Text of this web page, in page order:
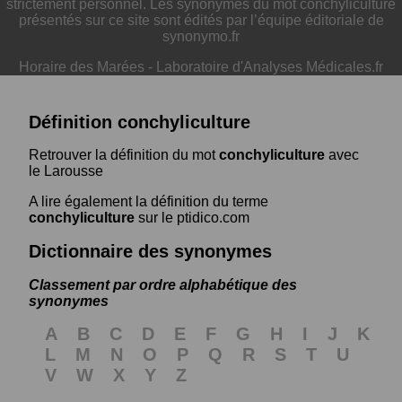
strictement personnel. Les synonymes du mot conchyliculture
présentés sur ce site sont édités par l’équipe éditoriale de
synonymo.fr
Horaire des Marées - Laboratoire d'Analyses Médicales.fr
Définition conchyliculture
Retrouver la définition du motconchyliculture avec
le Larousse
A lire également la définition du terme
conchyliculture sur le ptidico.com
Dictionnaire des synonymes
Classement par ordre alphabétique des
synonymes
A B C D E F G H I J
K
L
M N O P Q R S T
U
V
W X Y
Z